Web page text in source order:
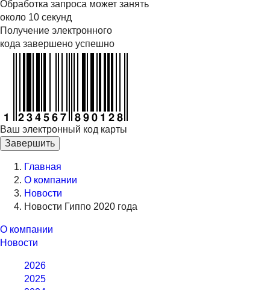
Обработка запроса может занять
около 10 секунд
Получение электронного
кода завершено успешно
Ваш электронный код карты
Завершить
Главная
О компании
Новости
Новости Гиппо 2020 года
О компании
Новости
2026
2025